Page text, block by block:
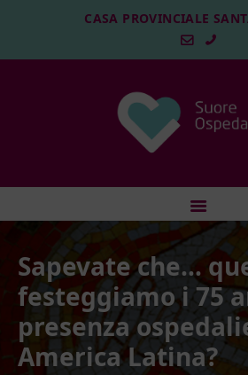
CASA PROVINCIALE
Sapevate che…
festeggiamo i 75
presenza
America Latina?
LA MISSIONE
LE NOSTRE CASE
PROSPETTIVE FUTURE
5XPERMILLE